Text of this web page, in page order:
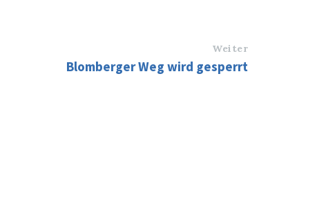
Weiter
Blomberger Weg wird gesperrt